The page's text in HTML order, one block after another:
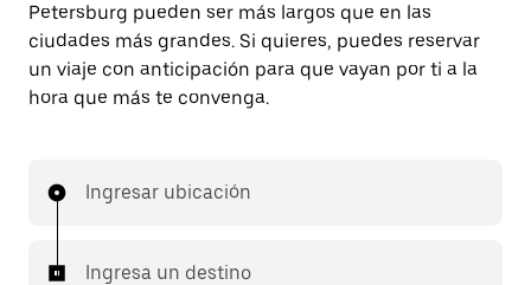
Petersburg pueden ser más largos que en las
ciudades más grandes. Si quieres, puedes reservar
un viaje con anticipación para que vayan por ti a la
hora que más te convenga.
Ingresar ubicación
Ingresa un destino